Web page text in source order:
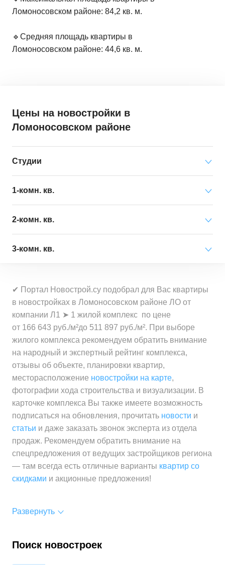
Ломоносовском районе: 84,2 кв. м.
🔹Средняя площадь квартиры в
Ломоносовском районе: 44,6 кв. м.
Цены на новостройки в
Ломоносовском районе
Студии
Минимальная цена от 4 254 000 ₽
Средняя цена от 225 800 ₽
1-комн. кв.
Минимальная цена от 5 884 000 ₽
Минимальная цена от 174 200 ₽
Средняя цена
за 1 м²
от 194 300 ₽
2-комн. кв.
Минимальная цена от 8 870 000 ₽
Средняя цена
за квартиру
от 10 422 000 ₽
Минимальная цена
за 1 м²
от 168 800 ₽
Средняя цена
за 1 м²
3-комн. кв.
за квартиру
Средняя цена
за квартиру
от 13 324 000 ₽
Минимальная цена
за 1 м²
от 166 600 ₽
Средняя цена
за 1 м²
от 179 900 ₽
✔ Портал Новострой.су подобрал для Вас квартиры
в новостройках в Ломоносовском районе ЛО от
компании Л1 ➤ 1 жилой комплекс по цене
от 166 643 руб./м²до 511 897 руб./м². При выборе
жилого комплекса рекомендуем обратить внимание
на народный и экспертный рейтинг комплекса,
отзывы об объекте, планировки квартир,
месторасположение новостройки на карте,
фотографии хода строительства и визуализации. В
карточке комплекса Вы также имеете возможность
подписаться на обновления, прочитать новости и
статьи и даже заказать звонок эксперта из отдела
продаж. Рекомендуем обратить внимание на
спецпредложения от ведущих застройщиков региона
— там всегда есть отличные варианты квартир со
скидками и акционные предложения!
Развернуть
Поиск новостроек